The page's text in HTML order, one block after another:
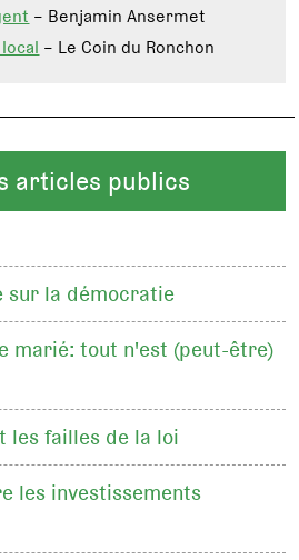
– Benjamin Ansermet
– Le Coin du Ronchon
articles publics
sur la démocratie
marié: tout n'est (peut-être)
les failles de la loi
les investissements